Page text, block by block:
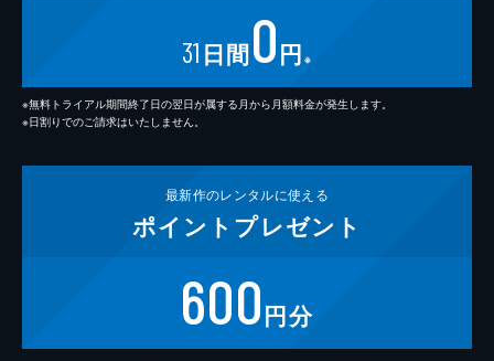
31 日間0円 ※
※無料トライアル期間終了日の翌日が属する月から月額料金が発生します。
※日割りでのご請求はいたしません。
最新作のレンタルに使える
ポイント プレゼント
600円分